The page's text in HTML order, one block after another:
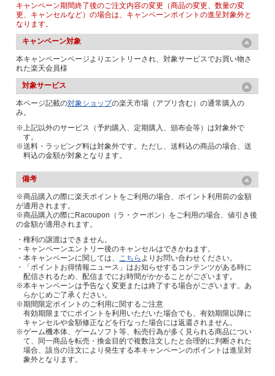
キャンペーン期間終了後のご注文内容の変更（商品の変更、数量の変
更、キャンセルなど）の場合は、キャンペーンポイントの進呈対象外と
なります。
キャンペーン対象
本キャンペーンページよりエントリーされ、対象サービスでお買い物さ
れた楽天会員様
対象サービス
本ページ記載の対象ショップの楽天市場（アプリ含む）の通常購入の
み。
※上記以外のサービス（予約購入、定期購入、頒布会等）は対象外で
す。
※送料・ラッピング料は対象外です。ただし、送料込の商品の場合、送
料込の金額が対象となります。
備考
※商品購入の際に楽天ポイントをご利用の場合、ポイント利用前の金額
が適用されます。
※商品購入の際にRacoupon（ラ・クーポン）をご利用の場合、値引き後
の金額が適用されます。
・権利の譲渡はできません。
・キャンペーンエントリー後のキャンセルはできかねます。
・本キャンペーンに関しては、
こちら よりお問い合わせください。
・「ポイントお得情報ニュース」はお知らせするコンテンツがある時に
配信されるため、配信までにお時間がかかることがございます。
※本キャンペーンは予告なく変更または終了する場合がございます。あ
らかじめご了承ください。
※期間限定ポイントのご利用に関するご注意
有効期限までにポイントを利用いただいた場合でも、有効期限以降に
キャンセルや金額修正などを行なった場合には返還されません。
※ゲーム機本体、ゲームソフト等、転売行為が多く見られる商品につい
て、同一商品を転売・換金目的で複数注文したと合理的に判断された
場合、該当の注文により発生する本キャンペーンのポイントは進呈対
象外となります。